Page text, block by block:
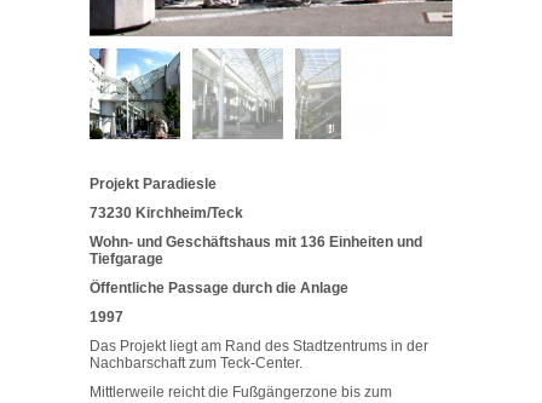
Projekt Paradiesle
73230 Kirchheim/Teck
Wohn- und Geschäftshaus mit 136 Einheiten und
Tiefgarage
Öffentliche Passage durch die Anlage
1997
Das Projekt liegt am Rand des Stadtzentrums in der
Nachbarschaft zum Teck-Center.
Mittlerweile reicht die Fußgängerzone bis zum